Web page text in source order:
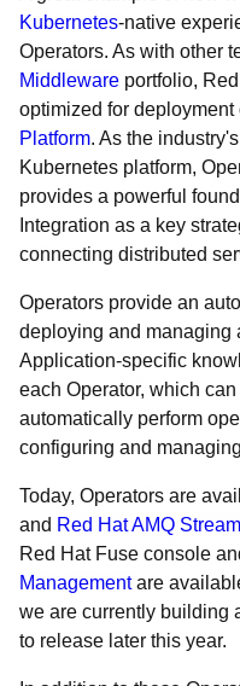
Kubernetes-native
Operators. As with other
Middleware portfolio,
optimized for deployment
Platform. As the
Kubernetes platform,
provides a powerful
Integration as a key
connecting distributed
Operators provide an
deploying and managing
Application-specific
each Operator, which
automatically perform
configuring and
Today, Operators are
and Red Hat AMQ
Red Hat Fuse console
Managementare
we are currently building
to release later this year.